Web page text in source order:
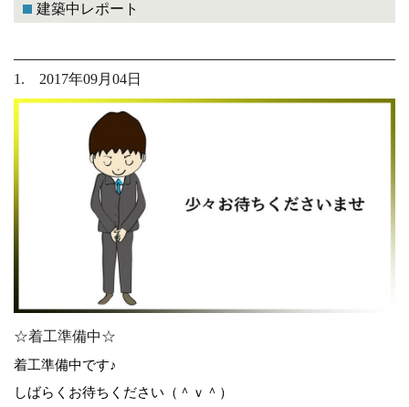
建築中レポート
1. 2017年09月04日
☆着工準備中☆
着工準備中です♪
しばらくお待ちください（＾ｖ＾）